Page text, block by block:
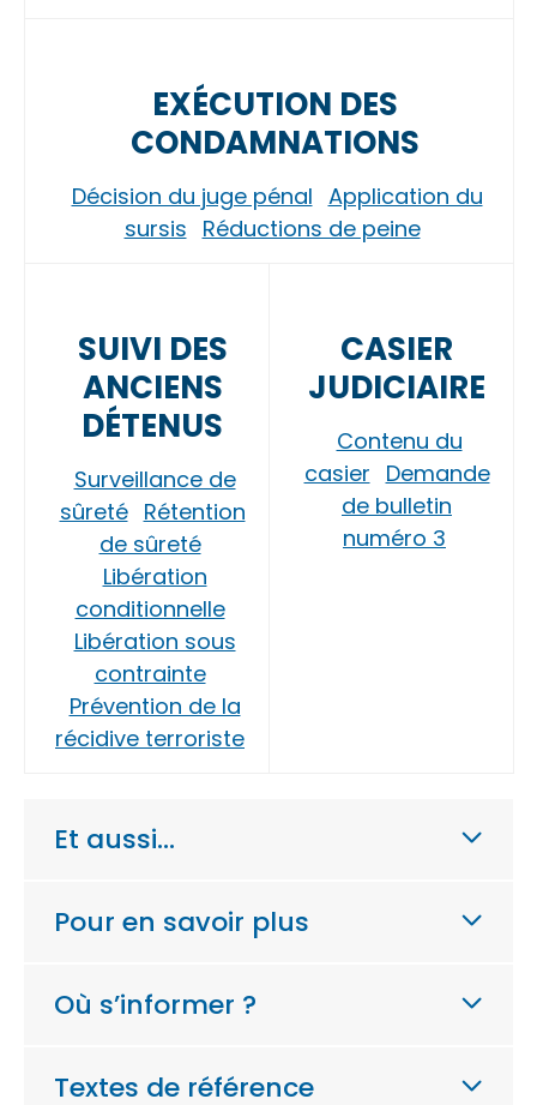
EXÉCUTION DES
CONDAMNATIONS
Décision du juge pénal Application du
sursis Réductions de peine
SUIVI DES
ANCIENS
DÉTENUS
Surveillance de
sûreté Rétention
de sûreté
Libération
conditionnelle
Libération sous
contrainte
Prévention de la
récidive terroriste
CASIER
JUDICIAIRE
Contenu du
casier Demande
de bulletin
numéro 3
Et aussi…
Pour en savoir plus
Où s’informer ?
Textes de référence